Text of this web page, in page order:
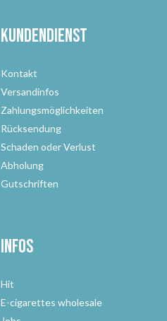
Kundendienst
Kontakt
Versandinfos
Zahlungsmöglichkeiten
Rücksendung
Schaden oder Verlust
Abholung
Gutschriften
Infos
Hit
E-cigarettes wholesale